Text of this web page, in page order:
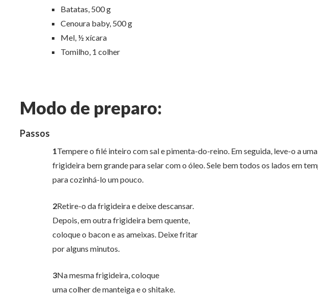
Batatas, 500 g
Cenoura baby, 500 g
Mel, ½ xícara
Tomilho, 1 colher
Modo de preparo:
Passos
1Tempere o filé inteiro com sal e pimenta-do-reino. Em seguida, leve-o a
frigideira bem grande para selar com o óleo. Sele bem todos os lados em
para cozinhá-lo um pouco.
2Retire-o da frigideira e deixe descansar.
Depois, em outra frigideira bem quente,
coloque o bacon e as ameixas. Deixe fritar
por alguns minutos.
3Na mesma frigideira, coloque
uma colher de manteiga e o shitake.